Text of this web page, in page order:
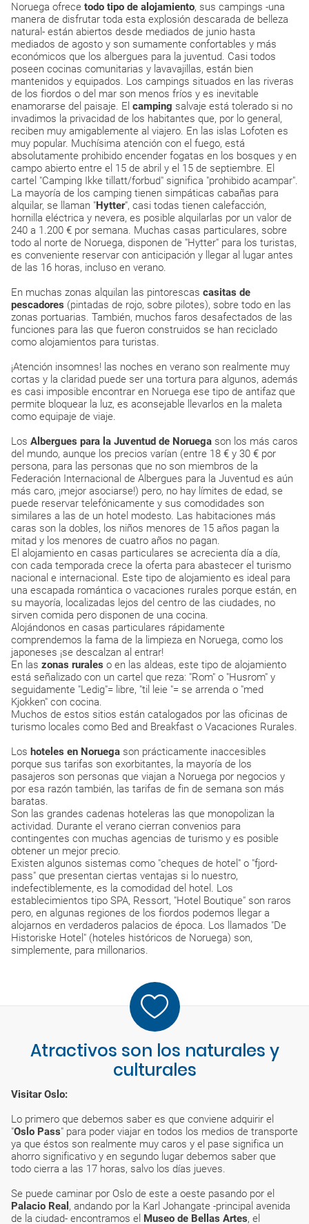
Noruega ofrece todo tipo de alojamiento, sus campings -una
manera de disfrutar toda esta explosión descarada de belleza
natural- están abiertos desde mediados de junio hasta
mediados de agosto y son sumamente confortables y más
económicos que los albergues para la juventud. Casi todos
poseen cocinas comunitarias y lavavajillas, están bien
mantenidos y equipados. Los campings situados en las riveras
de los fiordos o del mar son menos fríos y es inevitable
enamorarse del paisaje. El camping salvaje está tolerado si no
invadimos la privacidad de los habitantes que, por lo general,
reciben muy amigablemente al viajero. En las islas Lofoten es
muy popular. Muchísima atención con el fuego, está
absolutamente prohibido encender fogatas en los bosques y en
campo abierto entre el 15 de abril y el 15 de septiembre. El
cartel "Camping Ikke tillatt/forbud" significa "prohibido acampar".
La mayoría de los camping tienen simpáticas cabañas para
alquilar, se llaman "Hytter", casi todas tienen calefacción,
hornilla eléctrica y nevera, es posible alquilarlas por un valor de
240 a 1.200 € por semana. Muchas casas particulares, sobre
todo al norte de Noruega, disponen de "Hytter" para los turistas,
es conveniente reservar con anticipación y llegar al lugar antes
de las 16 horas, incluso en verano.
En muchas zonas alquilan las pintorescas casitas de
pescadores (pintadas de rojo, sobre pilotes), sobre todo en las
zonas portuarias. También, muchos faros desafectados de las
funciones para las que fueron construidos se han reciclado
como alojamientos para turistas.
¡Atención insomnes! las noches en verano son realmente muy
cortas y la claridad puede ser una tortura para algunos, además
es casi imposible encontrar en Noruega ese tipo de antifaz que
permite bloquear la luz, es aconsejable llevarlos en la maleta
como equipaje de viaje.
Los Albergues para la Juventud de Noruega son los más caros
del mundo, aunque los precios varían (entre 18 € y 30 € por
persona, para las personas que no son miembros de la
Federación Internacional de Albergues para la Juventud es aún
más caro, ¡mejor asociarse!) pero, no hay límites de edad, se
puede reservar telefónicamente y sus comodidades son
similares a las de un hotel modesto. Las habitaciones más
caras son la dobles, los niños menores de 15 años pagan la
mitad y los menores de cuatro años no pagan.
El alojamiento en casas particulares se acrecienta día a día,
con cada temporada crece la oferta para abastecer el turismo
nacional e internacional. Este tipo de alojamiento es ideal para
una escapada romántica o vacaciones rurales porque están, en
su mayoría, localizadas lejos del centro de las ciudades, no
sirven comida pero disponen de una cocina.
Alojándonos en casas particulares rápidamente
comprendemos la fama de la limpieza en Noruega, como los
japoneses ¡se descalzan al entrar!
En las zonas rurales o en las aldeas, este tipo de alojamiento
está señalizado con un cartel que reza: "Rom" o "Husrom" y
seguidamente "Ledig"= libre, "til leie "= se arrenda o "med
Kjokken" con cocina.
Muchos de estos sitios están catalogados por las oficinas de
turismo locales como Bed and Breakfast o Vacaciones Rurales.
Los hoteles en Noruega son prácticamente inaccesibles
porque sus tarifas son exorbitantes, la mayoría de los
pasajeros son personas que viajan a Noruega por negocios y
por esa razón también, las tarifas de fin de semana son más
baratas.
Son las grandes cadenas hoteleras las que monopolizan la
actividad. Durante el verano cierran convenios para
contingentes con muchas agencias de turismo y es posible
obtener un mejor precio.
Existen algunos sistemas como "cheques de hotel" o "fjord-
pass" que presentan ciertas ventajas si lo nuestro,
indefectiblemente, es la comodidad del hotel. Los
establecimientos tipo SPA, Ressort, "Hotel Boutique" son raros
pero, en algunas regiones de los fiordos podemos llegar a
alojarnos en verdaderos palacios de época. Los llamados "De
Historiske Hotel" (hoteles históricos de Noruega) son,
simplemente, para millonarios.
Atractivos son los naturales y
culturales
Visitar Oslo:
Lo primero que debemos saber es que conviene adquirir el
"Oslo Pass" para poder viajar en todos los medios de transporte
ya que éstos son realmente muy caros y el pase significa un
ahorro significativo y en segundo lugar debemos saber que
todo cierra a las 17 horas, salvo los días jueves.
Se puede caminar por Oslo de este a oeste pasando por el
Palacio Real , andando por la Karl Johangate -principal avenida
de la ciudad- encontramos el Museo de Bellas Artes, el